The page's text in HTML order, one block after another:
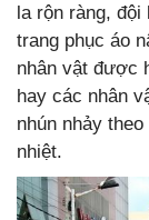
la rộn ràng, đội
trang phục áo
nhân vật được
hay các nhân
nhún nhảy
nhiệt.